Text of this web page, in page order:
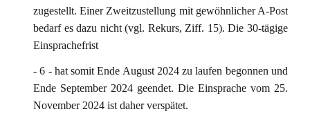
zugestellt. Einer Zweitzustellung mit gewöhnlicher A-Post
bedarf es dazu nicht (vgl. Rekurs, Ziff. 15). Die 30-tägige
Einsprachefrist
- 6 - hat somit Ende August 2024 zu laufen begonnen und
Ende September 2024 geendet. Die Einsprache vom 25.
November 2024 ist daher verspätet.